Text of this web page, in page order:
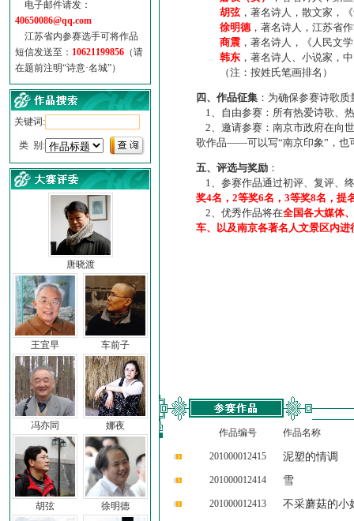
电子邮件请发：
40650086@qq.com
江苏省内参赛选手可将作品
短信发送至： 10621199856 （请
在题前注明“诗意·名城”）
关键词:
类 别:
唐晓渡
王宜早 车前子
冯亦同 娜夜
胡弦 徐明德
胡弦，著名诗人，散文家，
徐明德，著名诗人，江苏省
商震 ，著名诗人，《人民文
韩东 ，著名诗人、小说家，
（注：按姓氏笔画排名）
四、作品征集 ：为确保参赛诗歌
1、自由参赛：所有热爱诗歌、
2、邀请参赛：南京市政府在向
歌作品——可以写“南京印象”，也
五、评选与奖励 ：
1、参赛作品通过初评、复评、
奖4名，2等奖6名，3等奖8名，提
2、优秀作品将在全国各大媒体
车、以及南京各著名人文景区内进
作品编号 作品名称
201000012415 泥塑的情调
201000012414 雪
201000012413 不采蘑菇的小